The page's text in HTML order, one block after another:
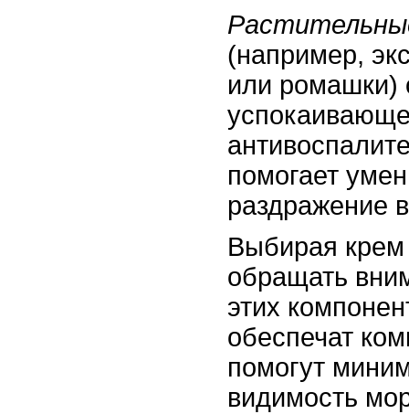
(например,
или ромашки)
помогает
раздражение
Выбирая крем
обращать
этих
обеспечат
помогут
видимость